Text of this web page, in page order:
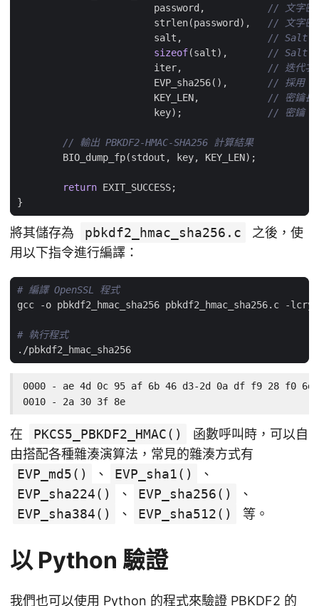
password ,
strlen(password ),
salt ,
sizeof(salt),
iter,
EVP_sha256(),
KEY_LEN,
key);
BIO_dump_fp(stdout , key, KEY_LEN);
return EXIT_SUCCESS;
}
將其儲存為 pbkdf2_hmac_sha256.c
之後，使
用以下指令進行編譯：
# 編譯 OpenSSL 程式
# 執行程式
0000 - ae 4d 0c 95 af 6b 46 d3-2d 0a df f9 28 f0
0010 - 2a 30 3f 8e
在 PKCS5_PBKDF2_HMAC()
函數呼叫時，可以自
由搭配各種雜湊演算法，常見的雜湊方式有
EVP_md5()
、 EVP_sha1()
、
EVP_sha224()
、 EVP_sha256()
、
EVP_sha384()
、 EVP_sha512() 等。
以 Python 驗證
我們也可以使用 Python 的程式來驗證 PBKDF2 的